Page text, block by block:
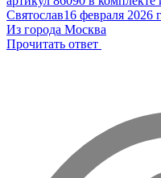
Святослав16 февраля 2026
Из города Москва
Прочитать ответ